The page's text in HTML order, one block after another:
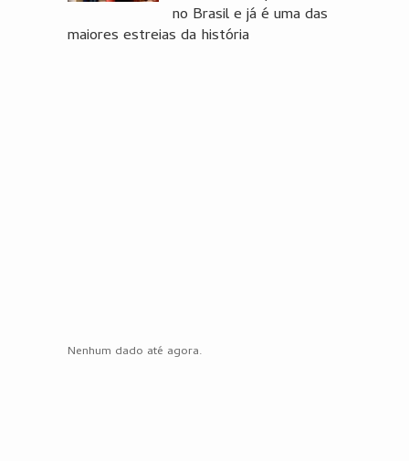
no Brasil e já é uma das
maiores estreias da história
Nenhum dado até agora.